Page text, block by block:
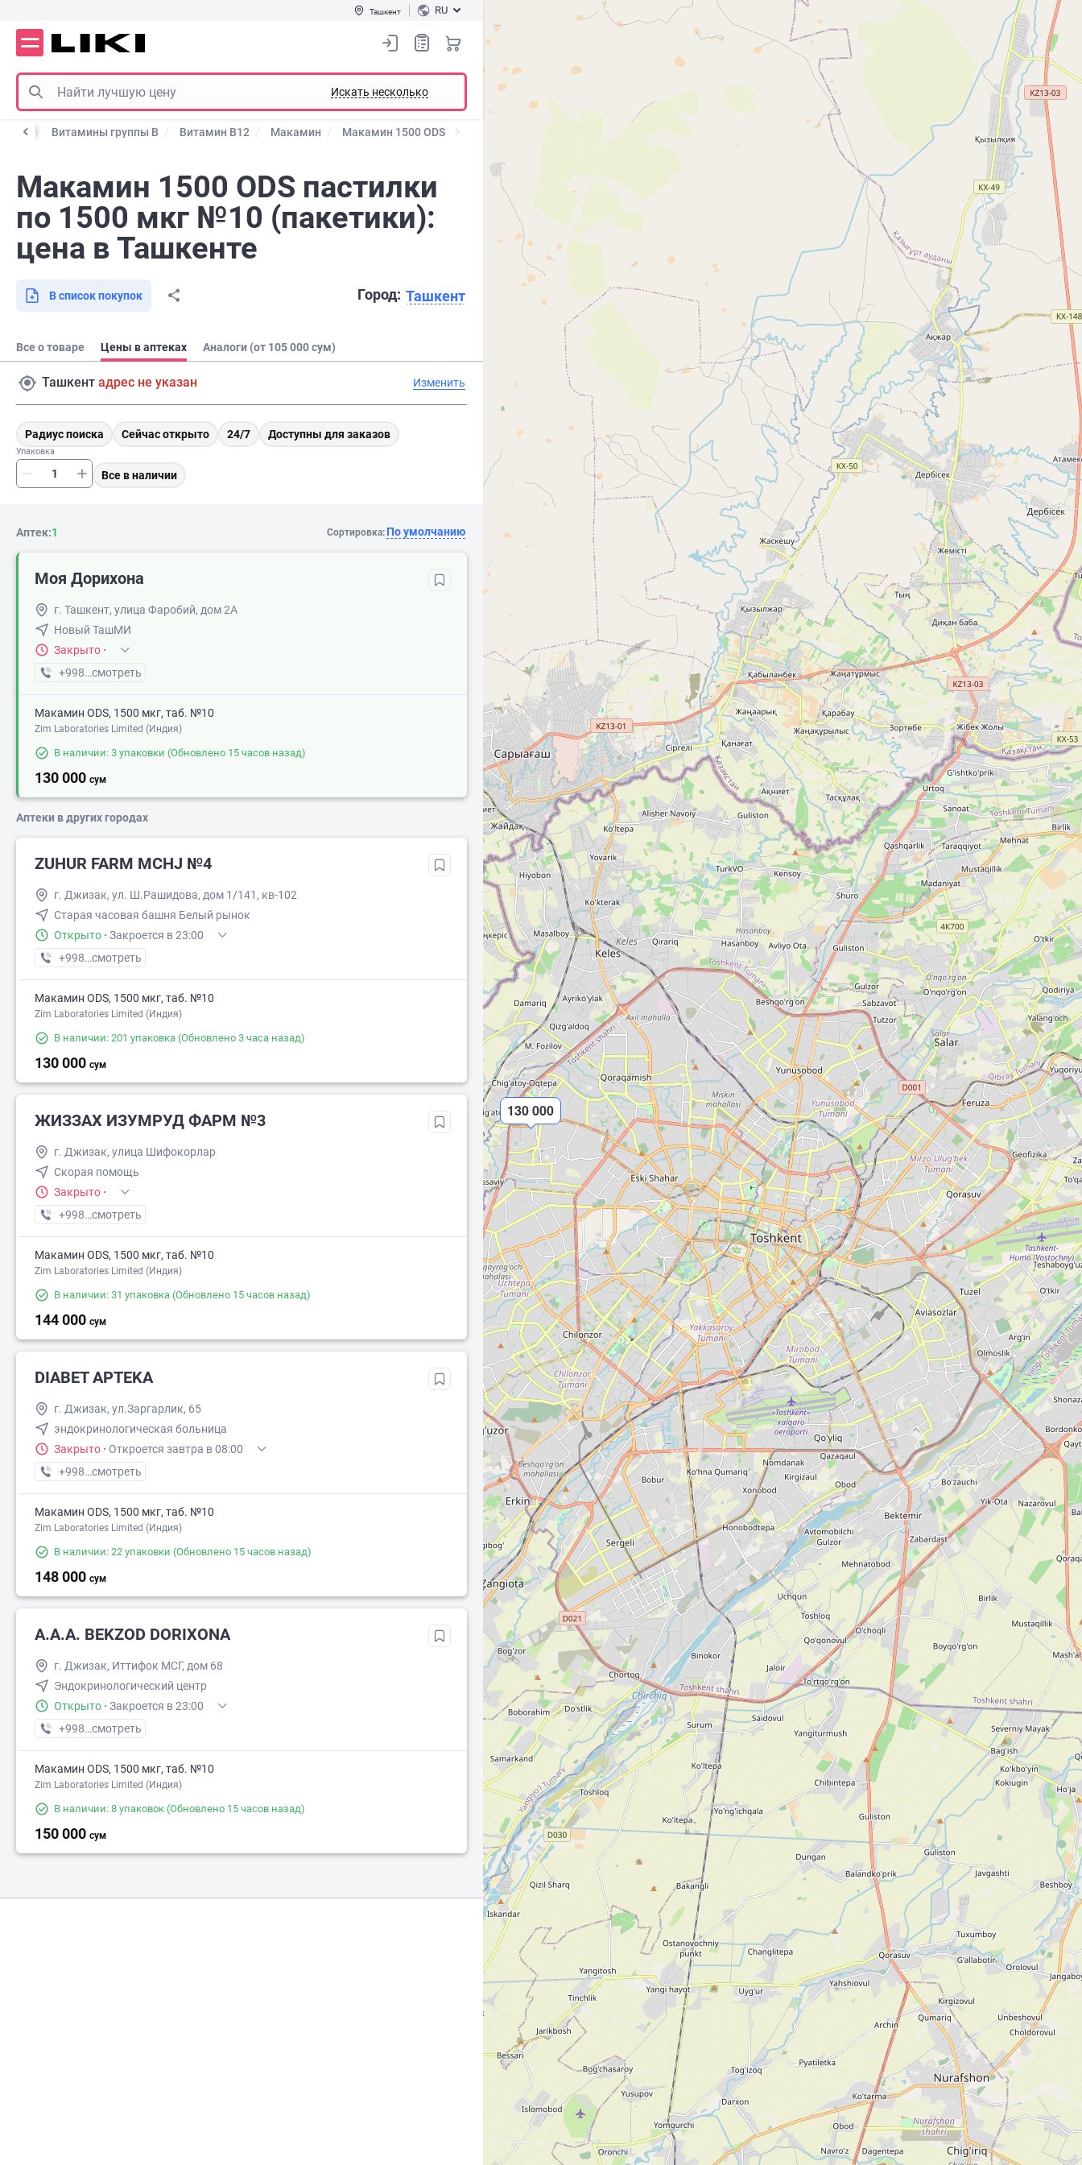
Ташкент RU
Искать несколько
Витамины группы В Витамин В12 Макамин Макамин 1500 ODS
Макамин 1500 ODS пастилки
по 1500 мкг №10 (пакетики):
цена в Ташкенте
Город: Ташкент
В список покупок
Все о товаре Цены в аптеках Аналоги (от 105 000 сум)
Ташкент адрес не указан Изменить
Радиус поиска Сейчас открыто 24/7 Доступны для заказов
Упаковка
Все в наличии
Аптек:1 Сортировка: По умолчанию
Моя Дорихона
г. Ташкент, улица Фаробий, дом 2А
Новый ТашМИ
Закрыто ·
+998 (33) XXX-XX-XX
смотреть
Макамин ODS, 1500 мкг, таб. №10
Zim Laboratories Limited (Индия)
В наличии: 3 упаковки (Обновлено 15 часов назад)
130 000 сум
Аптеки в других городах
ZUHUR FARM MCHJ №4
г. Джизак, ул. Ш.Рашидова, дом 1/141, кв-102
Старая часовая башня Белый рынок
Открыто · Закроется в 23:00
+998 (91) XXX-XX-XX
смотреть
Макамин ODS, 1500 мкг, таб. №10
Zim Laboratories Limited (Индия)
В наличии: 201 упаковка (Обновлено 3 часа назад)
130 000 сум
ЖИЗЗАХ ИЗУМРУД ФАРМ №3
г. Джизак, улица Шифокорлар
Скорая помощь
Закрыто ·
+998 (91) XXX-XX-XX
смотреть
Макамин ODS, 1500 мкг, таб. №10
Zim Laboratories Limited (Индия)
В наличии: 31 упаковка (Обновлено 15 часов назад)
144 000 сум
DIABET APTEKA
г. Джизак, ул.Заргарлик, 65
эндокринологическая больница
Закрыто · Откроется завтра в 08:00
+998 (94) XXX-XX-XX
смотреть
Макамин ODS, 1500 мкг, таб. №10
Zim Laboratories Limited (Индия)
В наличии: 22 упаковки (Обновлено 15 часов назад)
148 000 сум
A.A.A. BEKZOD DORIXONA
г. Джизак, Иттифок МСГ, дом 68
Эндокринологический центр
Открыто · Закроется в 23:00
+998 (88) XXX-XX-XX
смотреть
Макамин ODS, 1500 мкг, таб. №10
Zim Laboratories Limited (Индия)
В наличии: 8 упаковок (Обновлено 15 часов назад)
150 000 сум
130 000